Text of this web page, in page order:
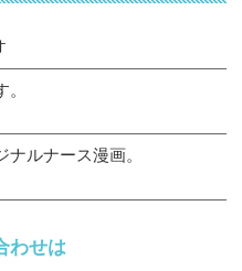
ルナース漫画。
わせは